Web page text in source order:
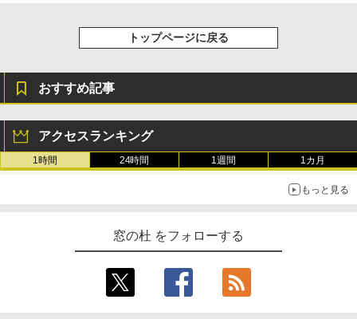
トップページに戻る
おすすめ記事
アクセスランキング
1時間 24時間 1週間 1カ月
もっと見る
窓の杜 をフォローする